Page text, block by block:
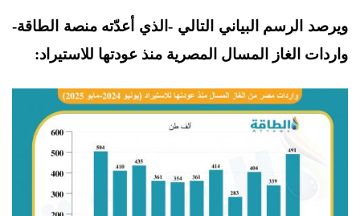
ويرصد الرسم البياني التالي -الذي أعدّته منصة الطاقة-
واردات الغاز المسال المصرية منذ عودتها للاستيراد: